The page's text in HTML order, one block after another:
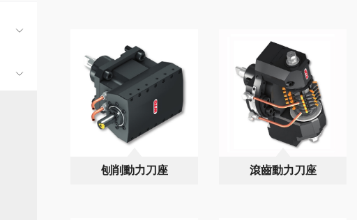
刨削動力刀座 滾齒動力刀座